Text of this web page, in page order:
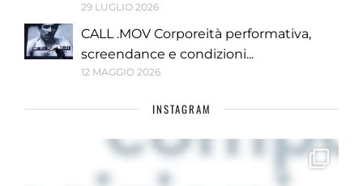
29 LUGLIO 2026
CALL .MOV Corporeità performativa,
screendance e condizioni...
12 MAGGIO 2026
INSTAGRAM